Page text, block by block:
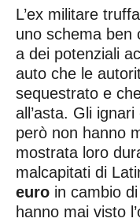
L’ex militare
uno schema ben
a dei potenziali
auto che le
sequestrato e
all’asta. Gli
però non hanno
mostrata loro
malcapitati di
euro in cambio
hanno mai visto